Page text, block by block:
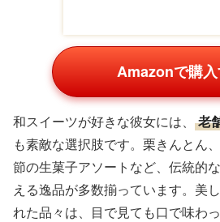
Amazonで購
和スイーツが好きな彼女には、
老
も素敵な選択肢です。栗きんとん
節の生菓子アソートなど、伝統的
える逸品が多数揃っています。美
れた品々は、目で見ても口で味わ